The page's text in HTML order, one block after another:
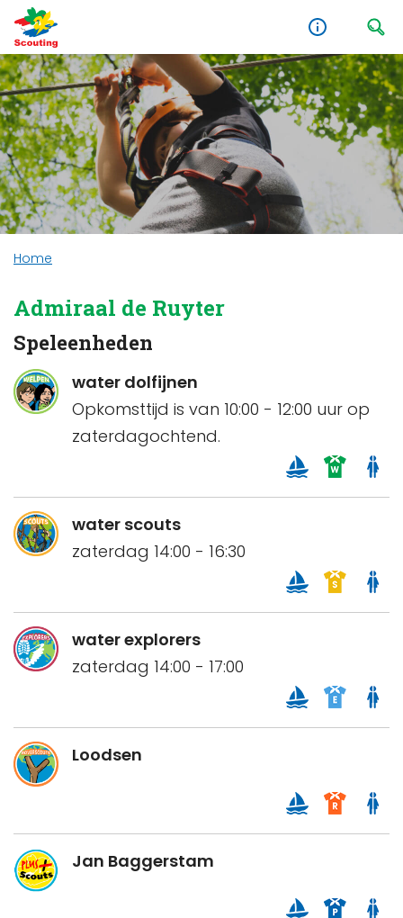
Home
Admiraal de Ruyter
Speleenheden
water dolfijnen
Opkomsttijd is van 10:00 - 12:00 uur op
zaterdagochtend.
water scouts
zaterdag 14:00 - 16:30
water explorers
zaterdag 14:00 - 17:00
Loodsen
Jan Baggerstam